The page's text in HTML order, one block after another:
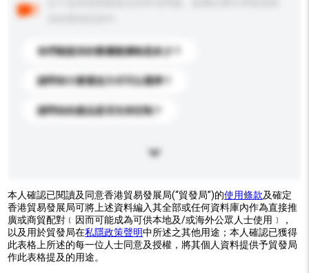
你們能提供的最優惠價格是多少？
請問有什麼運送方式可以選擇？
請問你的產品是否支持定制？
本人確認已閱讀及同意香港貿易發展局(“貿發局”)的使用條款及確定
香港貿易發展局可將上述資料編入其全部或任何資料庫內作為直接推
廣或商貿配對﹝因而可能成為可供本地及/或海外公眾人士使用﹞，
以及用於貿發局在私隱政策聲明中所述之其他用途；本人確認已獲得
此表格上所述的每一位人士同意及授權，將其個人資料提供予貿發局
作此表格提及的用途。